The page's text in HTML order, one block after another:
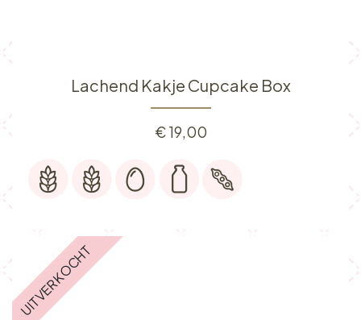
Lachend Kakje Cupcake Box
€19,00
UITVERKOCHT